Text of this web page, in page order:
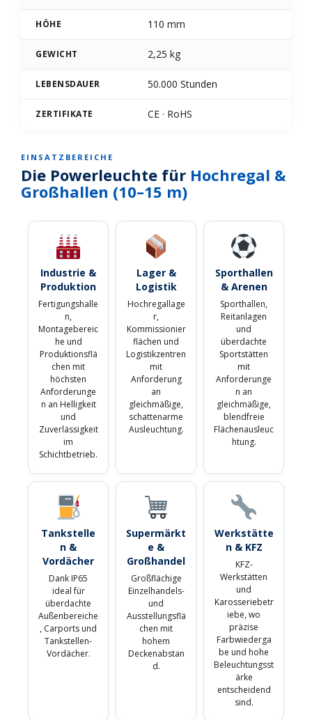
HÖHE 110 mm
GEWICHT 2,25 kg
LEBENSDAUER 50.000 Stunden
ZERTIFIKATE CE · RoHS
EINSATZBEREICHE
Die Powerleuchte für Hochregal &
Großhallen (10–15 m)
Industrie &
Produktion
Fertigungshalle
n,
Montagebereic
he und
Produktionsflä
chen mit
höchsten
Anforderunge
n an Helligkeit
und
Zuverlässigkeit
im
Schichtbetrieb.
Lager &
Logistik
Hochregallage
r,
Kommissionier
flächen und
Logistikzentren
mit
Anforderung
an
gleichmäßige,
schattenarme
Ausleuchtung.
Sporthallen
& Arenen
Sporthallen,
Reitanlagen
und
überdachte
Sportstätten
mit
Anforderunge
n an
gleichmäßige,
blendfreie
Flächenausleuc
htung.
Tankstelle
n &
Vordächer
Dank IP65
ideal für
überdachte
Außenbereiche
, Carports und
Tankstellen-
Vordächer.
Supermärkt
e &
Großhandel
Großflächige
Einzelhandels-
und
Ausstellungsflä
chen mit
hohem
Deckenabstan
d.
Werkstätte
n & KFZ
KFZ-
Werkstätten
und
Karosseriebetr
iebe, wo
präzise
Farbwiederga
be und hohe
Beleuchtungsst
ärke
entscheidend
sind.